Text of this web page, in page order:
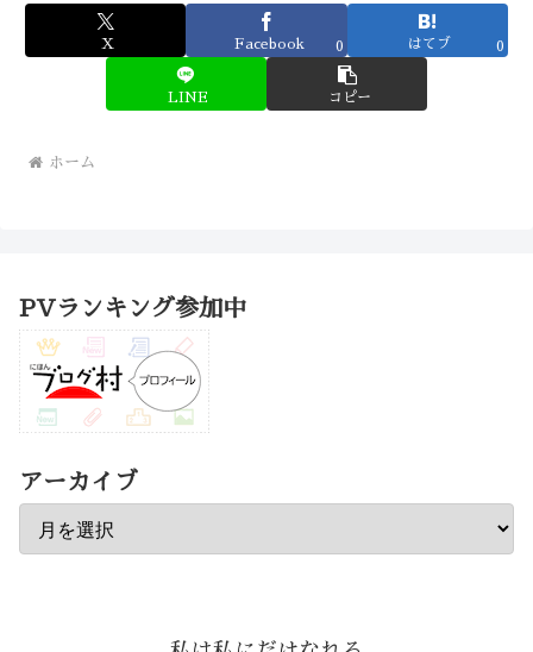
X Facebook 0 はてブ 0
LINE コピー
ホーム
PVランキング参加中
アーカイブ